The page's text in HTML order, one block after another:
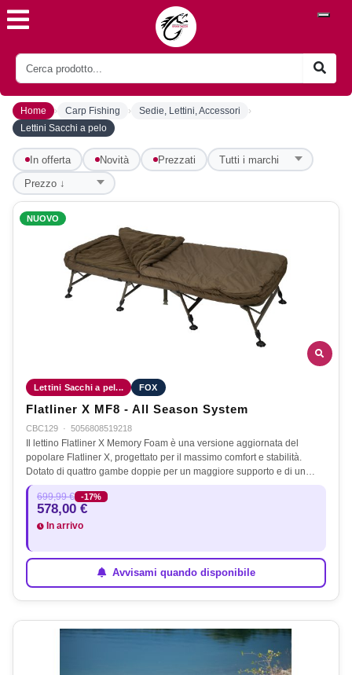
Home › Carp Fishing › Sedie, Lettini, Accessori ›
Lettini Sacchi a pelo
In offerta Novità Prezzati
NUOVO
Lettini Sacchi a pel... FOX
Flatliner X MF8 - All Season System
CBC129 · 5056808519218
Il lettino Flatliner X Memory Foam è una versione aggiornata del
popolare Flatliner X, progettato per il massimo comfort e stabilità.
Dotato di quattro gambe doppie per un maggiore supporto e di un…
699,99 € -17%
578,00 €
In arrivo
Avvisami quando disponibile